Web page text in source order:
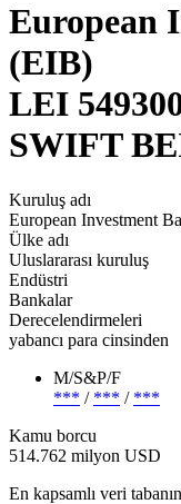
European
(EIB)
LEI
SWIFT
Kuruluş adı
European Investment
Ülke adı
Uluslararası kuruluş
Endüstri
Bankalar
Derecelendirmeleri
yabancı para cinsinden
M/S&P/F
*** / *** / ***
Kamu borcu
514.762 milyon USD
En kapsamlı veri